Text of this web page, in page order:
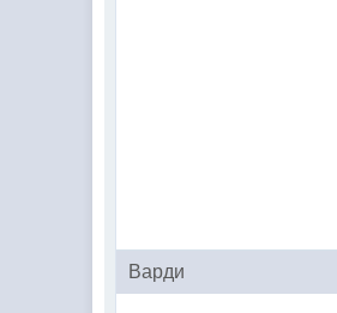
Варди